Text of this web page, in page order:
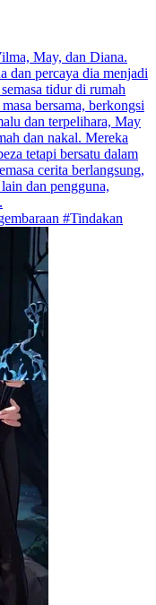
May, dan Diana.
dan percaya dia menjadi
tidur di rumah
bersama, berkongsi
dan terpelihara, May
dan nakal. Mereka
tetapi bersatu dalam
cerita berlangsung,
dan pengguna,
#Tindakan